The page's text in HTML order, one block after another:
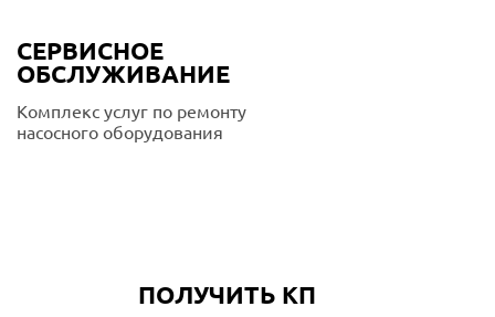
СЕРВИСНОЕ
ОБСЛУЖИВАНИЕ
Комплекс услуг по ремонту
насосного оборудования
ПОЛУЧИТЬ КП